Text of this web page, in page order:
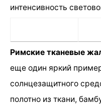
интенсивность
Римские тканевые
еще один яркий
солнцезащитного
полотно из ткани,